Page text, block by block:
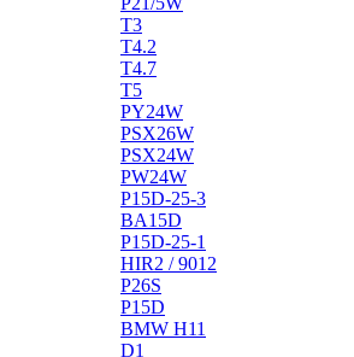
T3
T4.2
T4.7
T5
PY24W
PSX26W
PSX24W
PW24W
P15D-25-3
BA15D
P15D-25-1
HIR2 / 9012
P26S
P15D
BMW H11
D1